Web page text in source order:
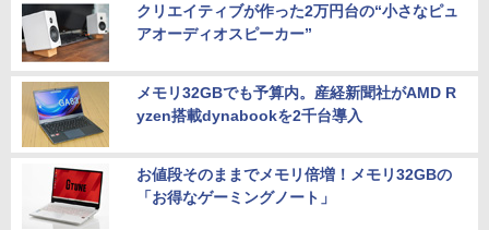
クリエイティブが作った2万円台の“小さなピュ
アオーディオスピーカー”
メモリ32GBでも予算内。産経新聞社がAMD R
yzen搭載dynabookを2千台導入
お値段そのままでメモリ倍増！メモリ32GBの
「お得なゲーミングノート」